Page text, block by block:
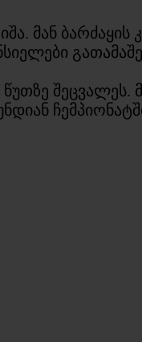
მან ბარძაყის
შეცვალეს.